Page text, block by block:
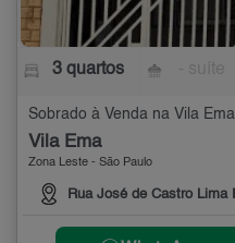
3 quartos
Sobrado à Venda na Vila
Vila Ema
Zona Leste - São Paulo
Rua José de Castro Lima